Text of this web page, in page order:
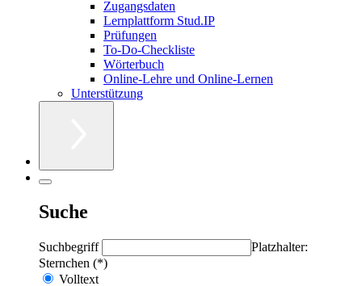
Zugangsdaten
Lernplattform Stud.IP
Prüfungen
To-Do-Checkliste
Wörterbuch
Online-Lehre und Online-Lernen
Unterstützung
Suche
Suchbegriff
Platzhalter:
Sternchen (*)
Volltext